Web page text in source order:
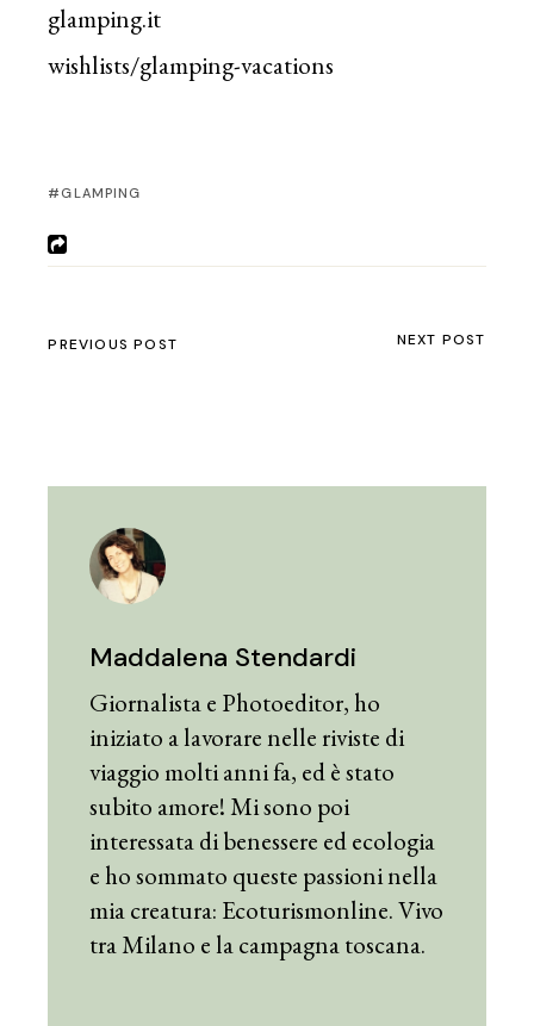
glamping.it
wishlists/glamping-vacations
GLAMPING
PREVIOUS POST NEXT POST
Maddalena Stendardi
Giornalista e Photoeditor, ho
iniziato a lavorare nelle riviste di
viaggio molti anni fa, ed è stato
subito amore! Mi sono poi
interessata di benessere ed ecologia
e ho sommato queste passioni nella
mia creatura: Ecoturismonline. Vivo
tra Milano e la campagna toscana.